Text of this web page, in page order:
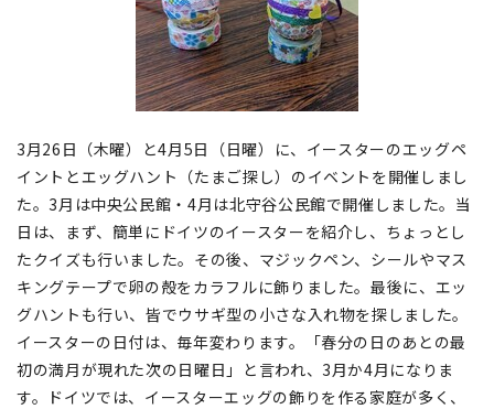
3月26日（木曜）と4月5日（日曜）に、イースターのエッグペ
イントとエッグハント（たまご探し）のイベントを開催しまし
た。3月は中央公民館・4月は北守谷公民館で開催しました。当
日は、まず、簡単にドイツのイースターを紹介し、ちょっとし
たクイズも行いました。その後、マジックペン、シールやマス
キングテープで卵の殻をカラフルに飾りました。最後に、エッ
グハントも行い、皆でウサギ型の小さな入れ物を探しました。
イースターの日付は、毎年変わります。「春分の日のあとの最
初の満月が現れた次の日曜日」と言われ、3月か4月になりま
す。ドイツでは、イースターエッグの飾りを作る家庭が多く、